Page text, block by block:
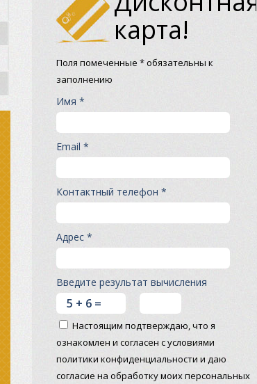
карта!
Поля помеченные * обязательны к
заполнению
Имя *
Email *
Контактный телефон *
Адрес *
Введите результат вычисления
Настоящим подтверждаю, что я
ознакомлен и согласен с условиями
политики конфиденциальности и даю
согласие на обработку моих персональных